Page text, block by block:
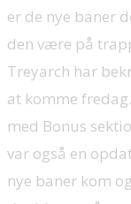
er de nye baner
den være på
Treyarch har
at komme
med Bonus
var også en
nye baner kom